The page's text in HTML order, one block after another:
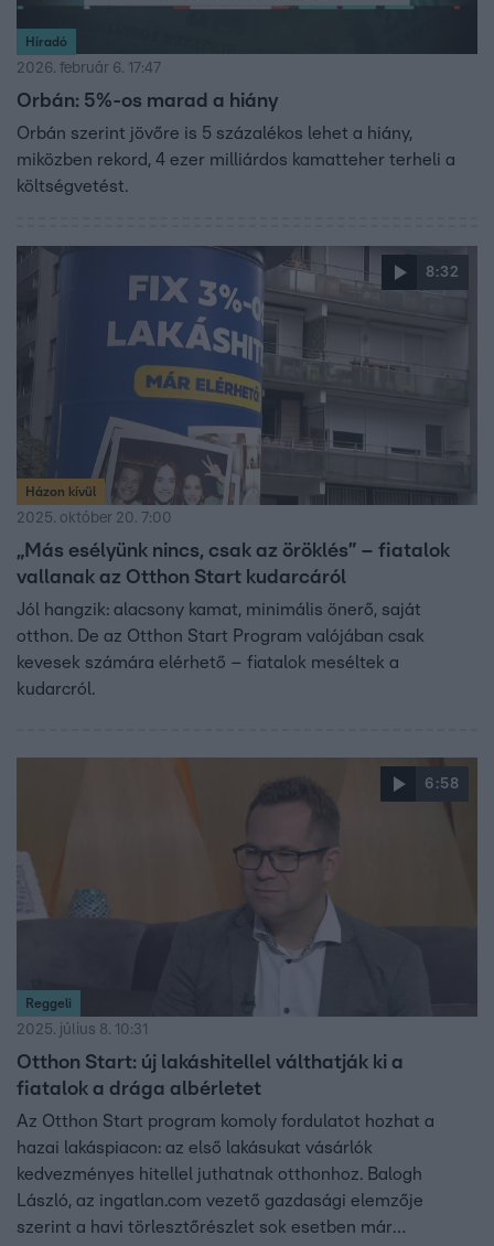
Híradó
2026. február 6. 17:47
Orbán: 5%-os marad a hiány
Orbán szerint jövőre is 5 százalékos lehet a hiány,
miközben rekord, 4 ezer milliárdos kamatteher terheli a
költségvetést.
8:32
Házon kívül
2025. október 20. 7:00
„Más esélyünk nincs, csak az öröklés” – fiatalok
vallanak az Otthon Start kudarcáról
Jól hangzik: alacsony kamat, minimális önerő, saját
otthon. De az Otthon Start Program valójában csak
kevesek számára elérhető – fiatalok meséltek a
kudarcról.
6:58
Reggeli
2025. július 8. 10:31
Otthon Start: új lakáshitellel válthatják ki a
fiatalok a drága albérletet
Az Otthon Start program komoly fordulatot hozhat a
hazai lakáspiacon: az első lakásukat vásárlók
kedvezményes hitellel juthatnak otthonhoz. Balogh
László, az ingatlan.com vezető gazdasági elemzője
szerint a havi törlesztőrészlet sok esetben már